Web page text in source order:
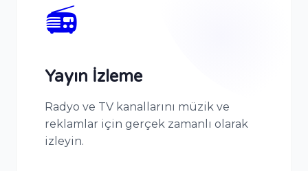
📻
Yayın İzleme
Radyo ve TV kanallarını müzik ve
reklamlar için gerçek zamanlı olarak
izleyin.